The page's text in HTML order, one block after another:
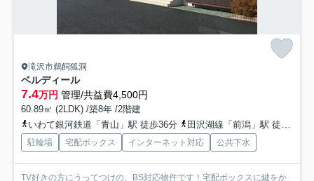
滝沢市鵜飼狐洞
ベルディール
7.4万円 管理/共益費4,500円
60.89㎡ (2LDK) /築8年 /2階建
いわて銀河鉄道「青山」駅 徒歩36分
田沢湖線「前潟」駅 徒歩42分
駐輪場 宅配ボックス インターネット対応 公共下水
TV好きの方にうってつけの、BS対応物件です！宅配ボックスに鍵をか